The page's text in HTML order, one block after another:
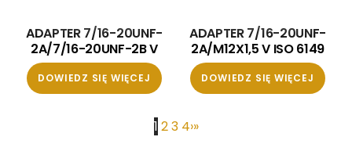
ADAPTER 7/16-20UNF-
2A/7/16-20UNF-2B V
DOWIEDZ SIĘ WIĘCEJ
ADAPTER 7/16-20UNF-
2A/M12X1,5 V ISO 6149
DOWIEDZ SIĘ WIĘCEJ
1 23 4›»